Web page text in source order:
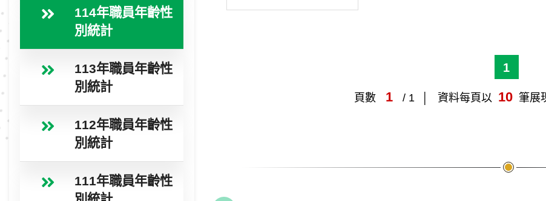
114年職員年齡性
別統計
113年職員年齡性
別統計
112年職員年齡性
別統計
111年職員年齡性
1
頁數 1 / 1 資料每頁以 10 筆展